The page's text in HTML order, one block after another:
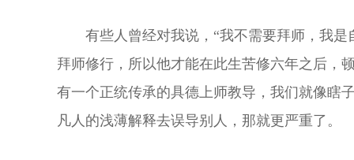
有些人曾经对我说，“我不需要拜师，我
拜师修行，所以他才能在此生苦修六年之后，
有一个正统传承的具德上师教导，我们就像瞎
凡人的浅薄解释去误导别人，那就更严重了。